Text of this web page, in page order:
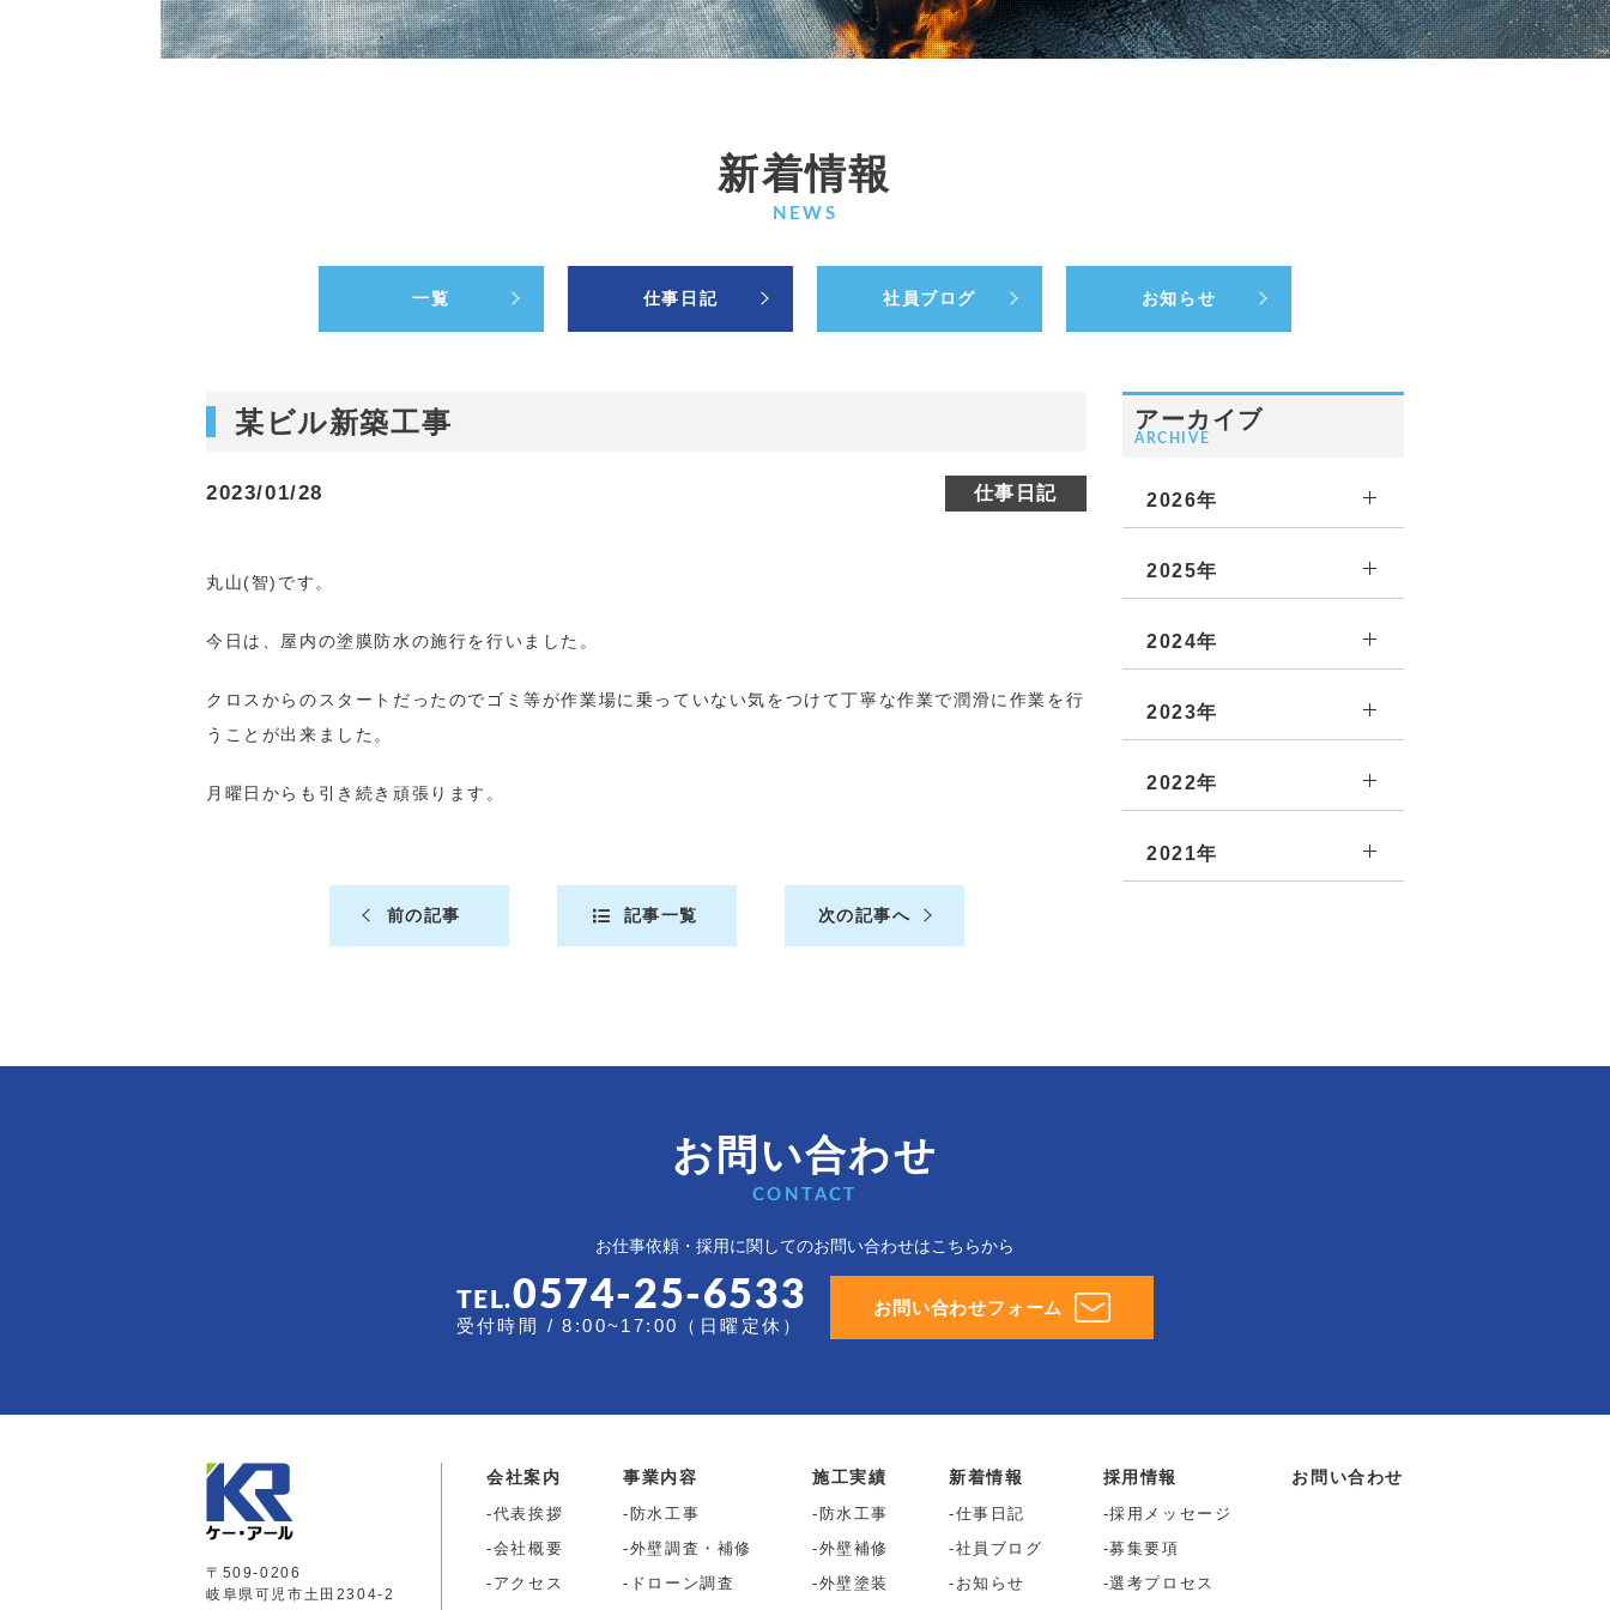
新着情報
NEWS
一覧 仕事日記 社員ブログ お知らせ
某ビル新築工事
2023/01/28 仕事日記
丸山(智)です。
今日は、屋内の塗膜防水の施行を行いました。
クロスからのスタートだったのでゴミ等が作業場に乗っていない気をつけて丁寧な作業で潤滑に作業を行
うことが出来ました。
月曜日からも引き続き頑張ります。
前の記事 記事一覧 次の記事へ
アーカイブ
ARCHIVE
2026年
2025年
2024年
2023年
2022年
2021年
お問い合わせ
CONTACT
お仕事依頼・採用に関してのお問い合わせはこちらから
TEL.0574-25-6533
受付時間 / 8:00~17:00（日曜定休）
お問い合わせフォーム
〒509-0206
岐阜県可児市土田2304-2
会社案内
代表挨拶
会社概要
アクセス
事業内容
防水工事
外壁調査・補修
ドローン調査
施工実績
防水工事
外壁補修
外壁塗装
新着情報
仕事日記
社員ブログ
お知らせ
採用情報
採用メッセージ
募集要項
選考プロセス
お問い合わせ